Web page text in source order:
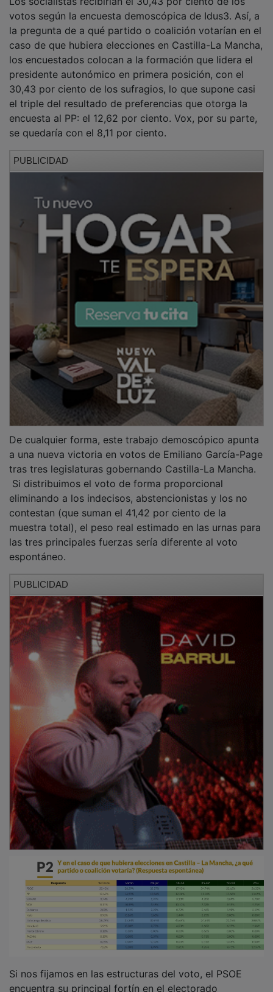
votos según la encuesta demoscópica de Idus3. Así, a
la pregunta de a qué partido o coalición votarían en el
caso de que hubiera elecciones en Castilla-La Mancha,
los encuestados colocan a la formación que lidera el
presidente autonómico en primera posición, con el
30,43 por ciento de los sufragios, lo que supone casi
el triple del resultado de preferencias que otorga la
encuesta al PP: el 12,62 por ciento. Vox, por su parte,
se quedaría con el 8,11 por ciento.
De cualquier forma, este trabajo demoscópico apunta
a una nueva victoria en votos de Emiliano García-Page
tras tres legislaturas gobernando Castilla-La Mancha.
Si distribuimos el voto de forma proporcional
eliminando a los indecisos, abstencionistas y los no
contestan (que suman el 41,42 por ciento de la
muestra total), el peso real estimado en las urnas para
las tres principales fuerzas sería diferente al voto
espontáneo.
PUBLICIDAD
Si nos fijamos en las estructuras del voto, el PSOE
encuentra su principal fortín en el electorado
femenino, donde alcanza un 32,27 por ciento de
apoyo espontáneo (frente al 28,39 de los hombres). El
PP cosecha un 14,59 por ciento entre los hombres y
cae al 10,84 por ciento en las mujeres. Y Vox duplica
sus apoyos entre los hombres (10,99 por ciento) en
comparación con las mujeres (5,49).
PUBLICIDAD